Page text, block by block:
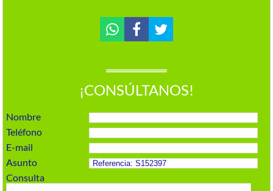
¡CONSÚLTANOS!
Nombre
Teléfono
E-mail
Asunto
Consulta